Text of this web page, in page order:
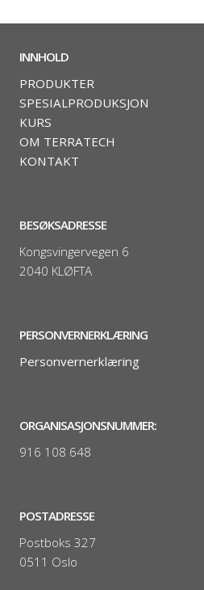
INNHOLD
PRODUKTER
SPESIALPRODUKSJON
KURS
OM TERRATECH
KONTAKT
BESØKSADRESSE
Kongsvingervegen 6
2040 KLØFTA
PERSONVERNERKLÆRING
Personvernerklæring
ORGANISASJONSNUMMER:
916 108 648
POSTADRESSE
Postboks 327
0511 Oslo